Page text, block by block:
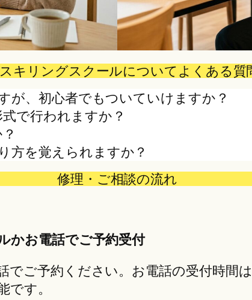
キリングスクールについてよくある質
が、初心者でもついていけますか？
で行われますか？
方を覚えられますか？
修理・ご相談の流れ
かお電話でご予約受付
ご予約ください。お電話の受付時間
す。